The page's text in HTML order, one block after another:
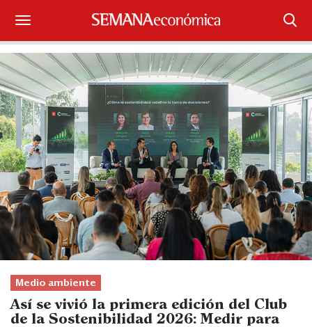
Suscríbase
Iniciar sesión
Portada
¿Qué está pasando?
Sectores y Empresas
Management
Economía y Finanzas
Legal y Política
Eventos
Medio ambiente
Así se vivió la primera edición del Club
de la Sostenibilidad 2026: Medir para